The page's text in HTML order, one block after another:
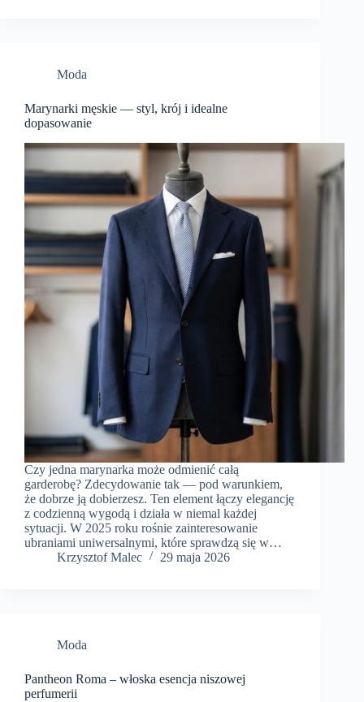
Moda
Marynarki męskie — styl, krój i idealne
dopasowanie
Czy jedna marynarka może odmienić całą
garderobę? Zdecydowanie tak — pod warunkiem,
że dobrze ją dobierzesz. Ten element łączy elegancję
z codzienną wygodą i działa w niemal każdej
sytuacji. W 2025 roku rośnie zainteresowanie
ubraniami uniwersalnymi, które sprawdzą się w…
Krzysztof Malec
29 maja 2026
Moda
Pantheon Roma – włoska esencja niszowej
perfumerii